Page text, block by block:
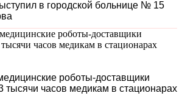
в городской больнице № 15
роботы-доставщики
тысячи часов медикам в стационарах